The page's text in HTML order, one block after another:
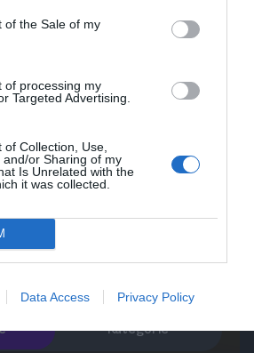
of the Sale of my
of processing my
Targeted Advertising.
Collection, Use,
and/or Sharing of my
Is Unrelated with the
it was collected.
Data Access Privacy Policy
i Safety
jest ogólnie bezpieczny dla
przestrzegać kilku zasad.
prawo, kulturę oraz
wiejskich upewnij się, że masz
a podczas zwiedzania atrakcji
zachowaj ostrożność przy
przyrodą. Ważne jest również
ubezpieczeń
Kategorie